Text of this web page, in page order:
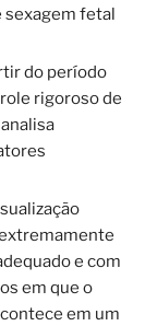
sexagem fetal
do período
rigoroso de
e com
em que o
em um